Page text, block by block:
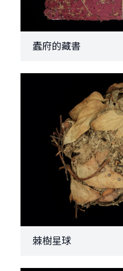
蠹府的藏書
棘樹星球